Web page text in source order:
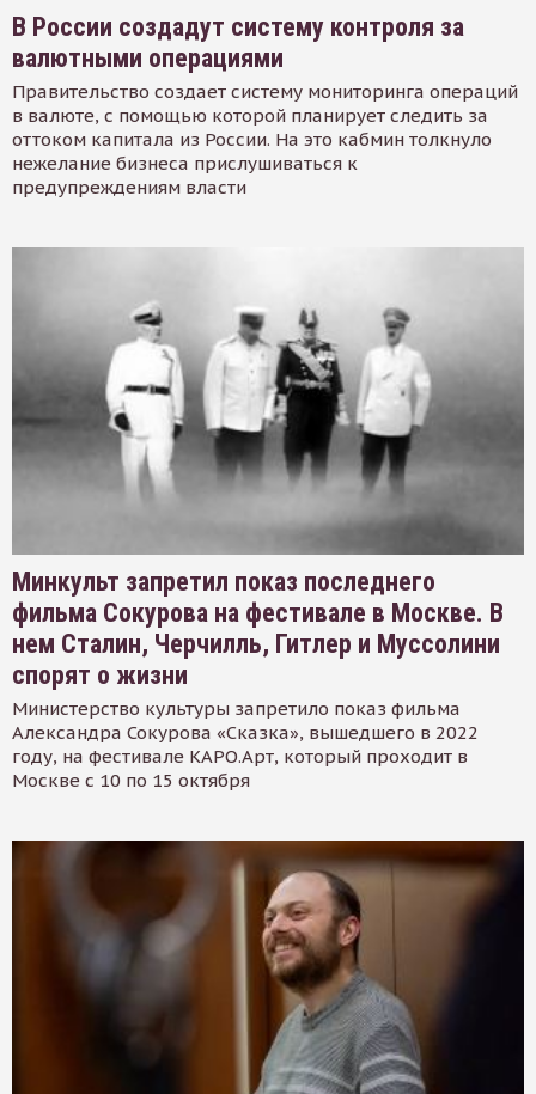
В России создадут систему контроля за
валютными операциями
Правительство создает систему мониторинга операций
в валюте, с помощью которой планирует следить за
оттоком капитала из России. На это кабмин толкнуло
нежелание бизнеса прислушиваться к
предупреждениям власти
Минкульт запретил показ последнего
фильма Сокурова на фестивале в Москве. В
нем Сталин, Черчилль, Гитлер и Муссолини
спорят о жизни
Министерство культуры запретило показ фильма
Александра Сокурова «Сказка», вышедшего в 2022
году, на фестивале КАРО.Арт, который проходит в
Москве с 10 по 15 октября